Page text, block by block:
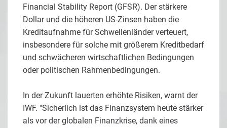
Financial Stability Report (GFSR). Der stärkere
Dollar und die höheren US-Zinsen haben die
Kreditaufnahme für Schwellenländer verteuert,
insbesondere für solche mit größerem Kreditbedarf
und schwächeren wirtschaftlichen Bedingungen
oder politischen Rahmenbedingungen.
In der Zukunft lauerten erhöhte Risiken, warnt der
IWF. "Sicherlich ist das Finanzsystem heute stärker
als vor der globalen Finanzkrise, dank eines